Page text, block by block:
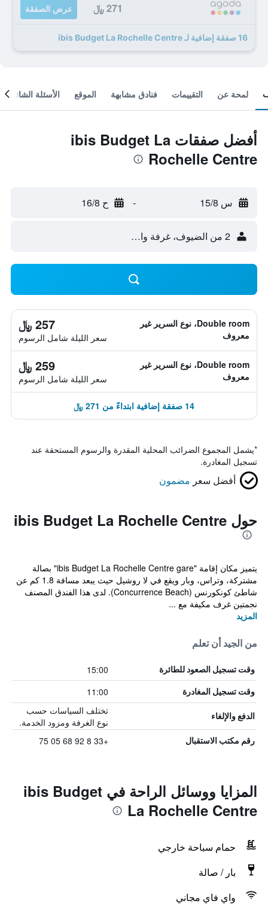
271 ﷼ عرض الصفقة
16 صفقة إضافية لـ ibis Budget La Rochelle Centre
لمحة عن التقييمات فنادق مشابهة الموقع الأسئلة الشائعة
أفضل صفقات ibis Budget La
Rochelle Centre
س 15/8 - ح 16/8
2 من الضيوف، غرفة واحدة
Double room، نوع السرير غير
معروف
257 ﷼
سعر الليلة شامل الرسوم
Double room، نوع السرير غير
معروف
259 ﷼
سعر الليلة شامل الرسوم
14 صفقة إضافية ابتداءً من 271 ﷼
*يشمل المجموع الضرائب المحلية المقدرة والرسوم المستحقة عند
تسجيل المغادرة.
أفضل سعر مضمون
حول ibis Budget La Rochelle Centre
يتميز مكان إقامة "ibis Budget La Rochelle Centre gare" بصالة
مشتركة، وتراس، وبار ويقع في لا روشيل حيث يبعد مسافة 1.8 كم عن
شاطئ كونكورنس (Concurrence Beach). لدى هذا الفندق المصنف
نجمتين غرف مكيفة مع ...
المزيد
من الجيد أن تعلم
وقت تسجيل الصعود للطائرة 15:00
وقت تسجيل المغادرة 11:00
الدفع والإلغاء
تختلف السياسات حسب
نوع الغرفة ومزود الخدمة.
رقم مكتب الاستقبال +33 8 92 68 05 75
المزايا ووسائل الراحة في ibis Budget
La Rochelle Centre
حمام سباحة خارجي
بار / صالة
واي فاي مجاني